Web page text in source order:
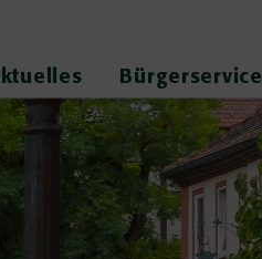
Bürgerservice